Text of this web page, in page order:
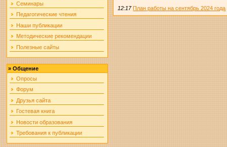
Семинары
Педагогические чтения
Наши публикации
Методические рекомендации
Полезные сайты
»Общение
Опросы
Форум
Друзья сайта
Гостевая книга
Новости образования
Требования к публикации
12:17 План работы на сентябрь 2024 года